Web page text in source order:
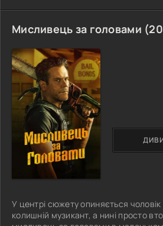
Мисливець за головами (
У центрі сюжету опиняється чоловік
колишній музикант, а нині просто